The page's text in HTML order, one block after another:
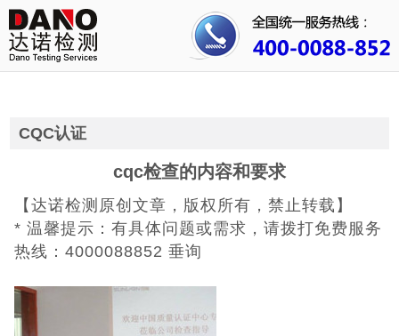
首页
关于我们
成功案例
人才招聘
证书查询
CQC认证
cqc检查的内容和要求
【达诺检测原创文章，版权所有，禁止转载】
* 温馨提示：有具体问题或需求，请拨打免费服务
热线：4000088852 垂询